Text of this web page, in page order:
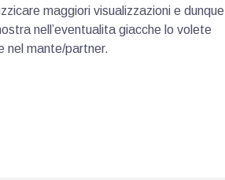
maggiori visualizzazioni e dunque
nell’eventualita giacche lo volete
nel mante/partner.